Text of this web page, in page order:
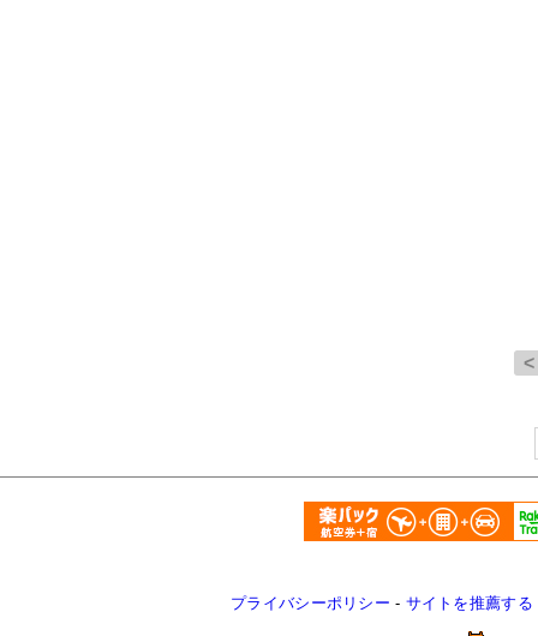
プライバシーポリシー - サイトを推薦する